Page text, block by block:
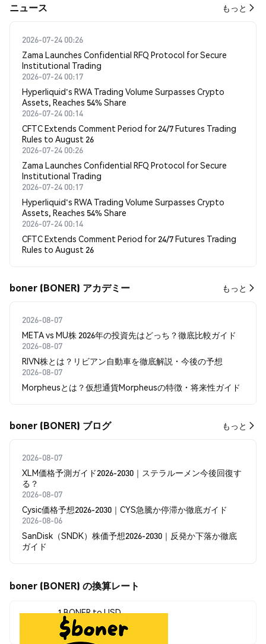
​​ニュース​​ もっと
2026-07-24 00:26
Zama Launches Confidential RFQ Protocol for Secure
Institutional Trading
2026-07-24 00:17
Hyperliquid's RWA Trading Volume Surpasses Crypto
Assets, Reaches 54% Share
2026-07-24 00:14
CFTC Extends Comment Period for 24/7 Futures Trading
Rules to August 26
2026-07-24 00:26
Zama Launches Confidential RFQ Protocol for Secure
Institutional Trading
2026-07-24 00:17
Hyperliquid's RWA Trading Volume Surpasses Crypto
Assets, Reaches 54% Share
2026-07-24 00:14
CFTC Extends Comment Period for 24/7 Futures Trading
Rules to August 26
boner (BONER) アカデミー もっと
2026-08-07
META vs MU株 2026年の投資先はどっち？徹底比較ガイド
2026-08-07
RIVN株とは？リビアン自動車を徹底解説・今後の予想
2026-08-07
Morpheusとは？仮想通貨Morpheusの特徴・将来性ガイド
boner (BONER) ブログ もっと
2026-08-07
XLM価格予測ガイド2026-2030｜ステラルーメン今後回復す
る？
2026-08-07
Cysic価格予想2026-2030｜CYS急騰か停滞か徹底ガイド
2026-08-06
SanDisk（SNDK）株価予想2026-2030｜反発か下落か徹底
ガイド
boner (BONER) の換算レート
1 BONER to USD
$0.0000035